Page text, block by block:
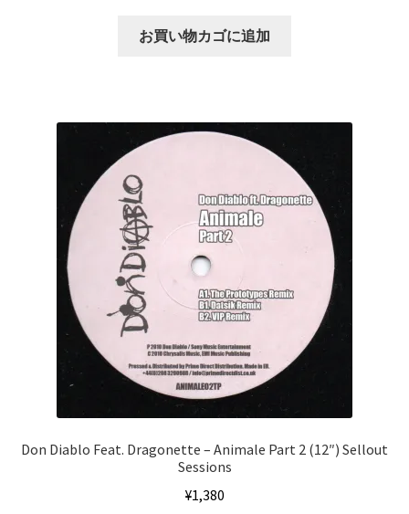
お買い物カゴに追加
Don Diablo Feat. Dragonette ‎– Animale Part 2 (12″) Sellout
Sessions
¥1,380